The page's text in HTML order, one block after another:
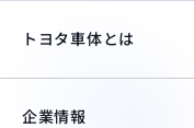
トヨタ車体とは
企業情報